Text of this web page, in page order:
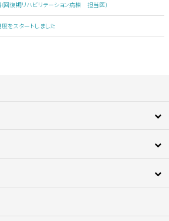
回復期リハビリテーション病棟 担当医)
をスタートしました